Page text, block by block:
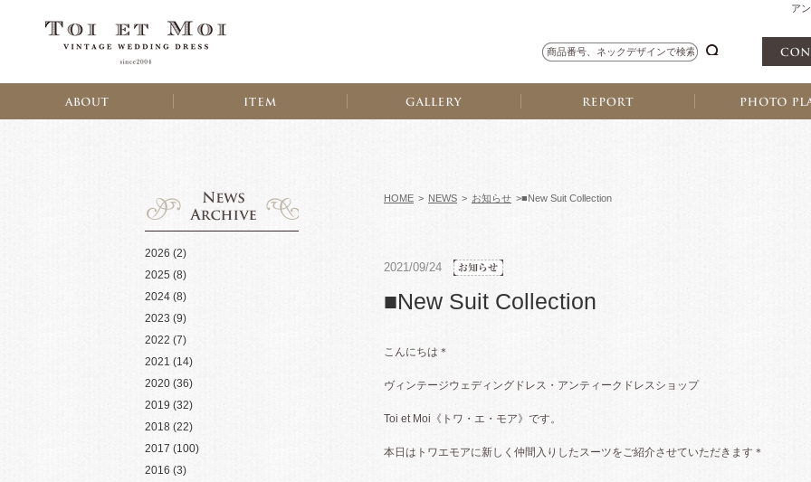
ア
HOME > NEWS > お知らせ >■New Suit Collection
2021/09/24
■New Suit Collection
こんにちは＊
ヴィンテージウェディングドレス・アンティークドレスショップ
Toi et Moi《トワ・エ・モア》です。
本日はトワエモアに新しく仲間入りしたスーツをご紹介させていただきます＊
2026 (2)
2025 (8)
2024 (8)
2023 (9)
2022 (7)
2021 (14)
2020 (36)
2019 (32)
2018 (22)
2017 (100)
2016 (3)